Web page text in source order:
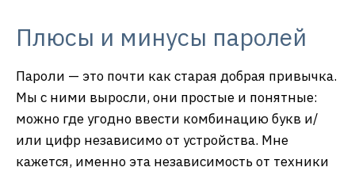
Плюсы и минусы паролей
Пароли — это почти как старая добрая привычка.
Мы с ними выросли, они простые и понятные:
можно где угодно ввести комбинацию букв и/
или цифр независимо от устройства. Мне
кажется, именно эта независимость от техники